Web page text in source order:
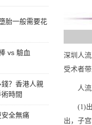
深圳人
受术者
人流
(1)出血
出，子
胎一般需要花
vs 驗血
？香港人親
時間
全無痛